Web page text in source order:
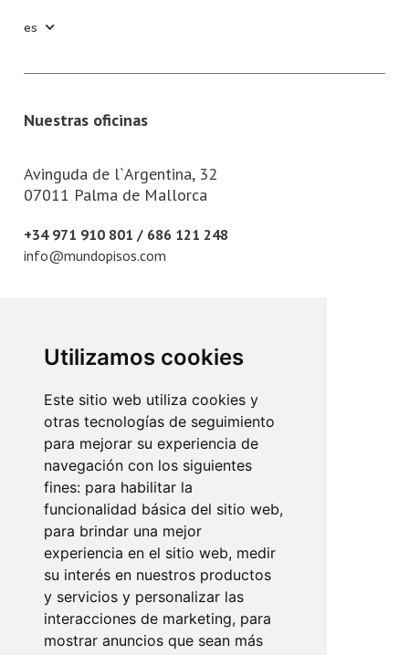
Utilizamos cookies
Este sitio web utiliza cookies y
otras tecnologías de seguimiento
para mejorar su experiencia de
navegación con los siguientes
fines: para habilitar la
funcionalidad básica del sitio web,
para brindar una mejor
experiencia en el sitio web, medir
su interés en nuestros productos
y servicios y personalizar las
interacciones de marketing, para
mostrar anuncios que sean más
es
Nuestras oficinas
Avinguda de l`Argentina, 32
07011 Palma de Mallorca
+34 971 910 801 / 686 121 248
info@mundopisos.com
Plaza París, 3
07010 Palma de Mallorca
+34 971 902 011
info@mundopisos.com
Lope de Vega, 2
07013 Palma de Mallorca
+34 971 910 801
info@mundopisos.com